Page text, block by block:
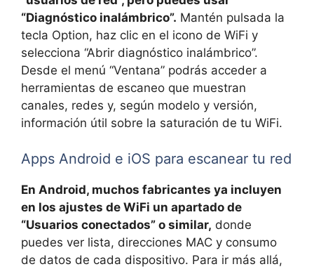
“Diagnóstico inalámbrico”. Mantén pulsada la
tecla Option, haz clic en el icono de WiFi y
selecciona “Abrir diagnóstico inalámbrico”.
Desde el menú “Ventana” podrás acceder a
herramientas de escaneo que muestran
canales, redes y, según modelo y versión,
información útil sobre la saturación de tu WiFi.
Apps Android e iOS para escanear tu red
En Android, muchos fabricantes ya incluyen
en los ajustes de WiFi un apartado de
“Usuarios conectados” o similar, donde
puedes ver lista, direcciones MAC y consumo
de datos de cada dispositivo. Para ir más allá,